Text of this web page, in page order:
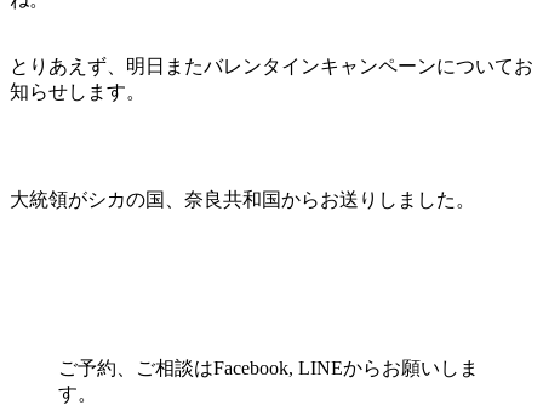
とりあえず、明日またバレンタインキャンペーンについてお
知らせします。
大統領がシカの国、奈良共和国からお送りしました。
ご予約、ご相談はFacebook, LINEからお願いしま
す。